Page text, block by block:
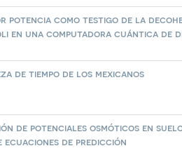
potencia como testigo de la
en una computadora cuántica de
de tiempo de los mexicanos
de potenciales osmóticos en
ecuaciones de predicción